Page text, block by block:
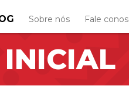
Sobre nós Fale